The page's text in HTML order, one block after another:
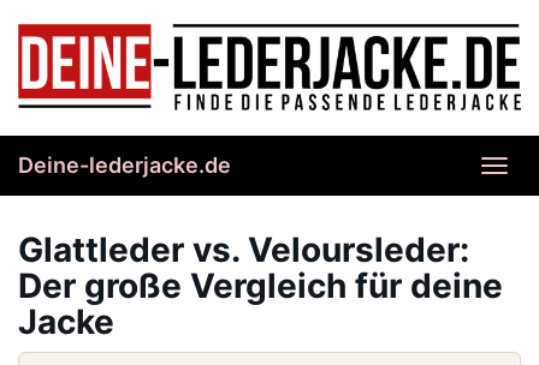
content
Deine-lederjacke.de
Glattleder vs. Veloursleder:
Der große Vergleich für deine
Jacke